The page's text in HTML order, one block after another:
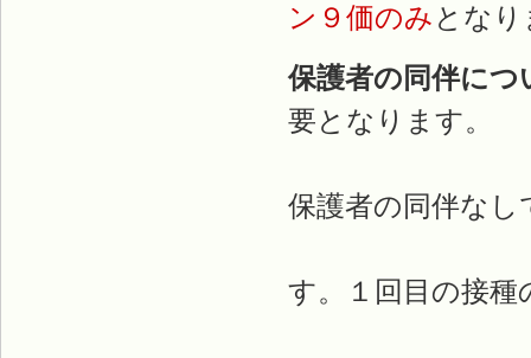
ン９価のみ とな
保護者の同伴につ
要となります。
保護者の同伴なし
す。１回目の接